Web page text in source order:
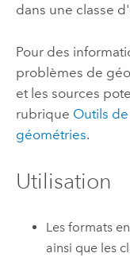
dans une classe
Pour des
problèmes de
et les sources
rubrique Outils
géométries.
Utilisation
Les formats
ainsi que les